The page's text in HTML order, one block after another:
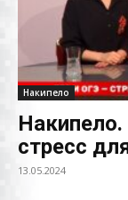
Накипело
стресс
13.05.2024